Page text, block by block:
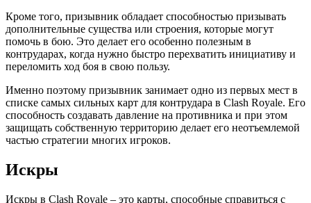
Кроме того, призывник обладает способностью призывать
дополнительные существа или строения, которые могут
помочь в бою. Это делает его особенно полезным в
контрударах, когда нужно быстро перехватить инициативу и
переломить ход боя в свою пользу.
Именно поэтому призывник занимает одно из первых мест в
списке самых сильных карт для контрудара в Clash Royale. Его
способность создавать давление на противника и при этом
защищать собственную территорию делает его неотъемлемой
частью стратегии многих игроков.
Искры
Искры в Clash Royale – это карты, способные справиться с